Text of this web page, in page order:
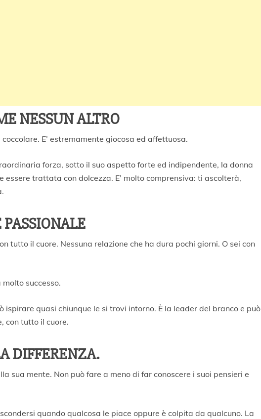
NESSUN ALTRO
E’ estremamente giocosa ed affettuosa.
forza, sotto il suo aspetto forte ed indipendente, la donna
essere trattata con dolcezza. E’ molto comprensiva: ti ascolterà,
tutto il cuore. Nessuna relazione che ha dura pochi giorni. O sei con
successo.
ispirare quasi chiunque le si trovi intorno. È la leader del branco e può
con tutto il cuore.
DIFFERENZA.
sua mente. Non può fare a meno di far conoscere i suoi pensieri e
quando qualcosa le piace oppure è colpita da qualcuno. La